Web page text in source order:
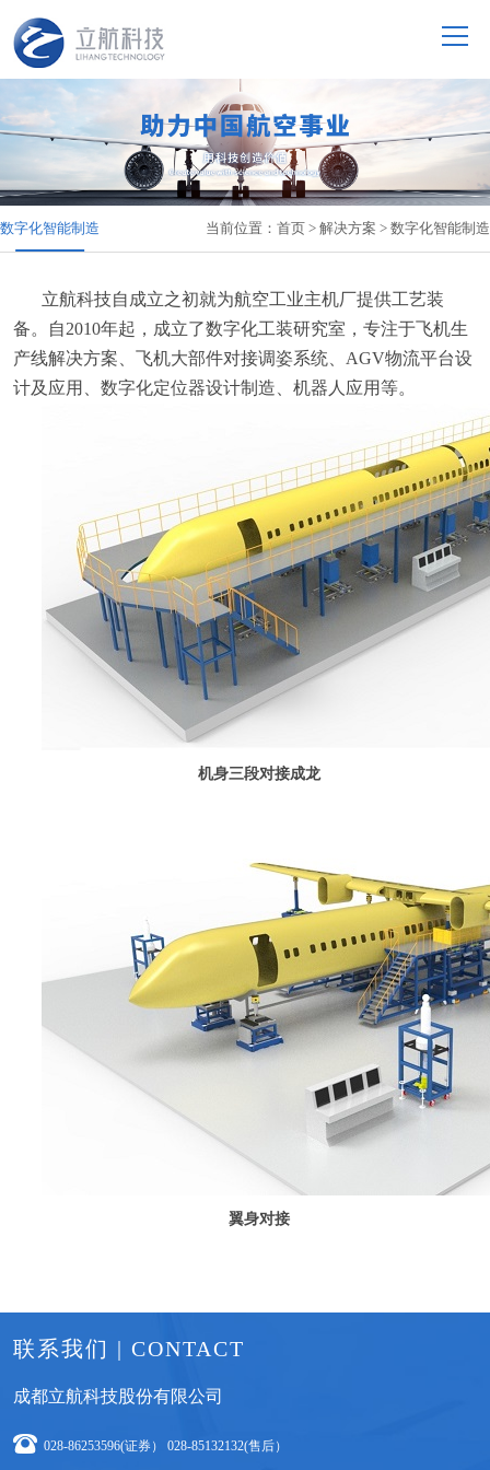
数字化智能制造 当前位置： 首页 > 解决方案 > 数字化智能制造
立航科技自成立之初就为航空工业主机厂提供工艺装
备。自2010年起，成立了数字化工装研究室，专注于飞机生
产线解决方案、飞机大部件对接调姿系统、AGV物流平台设
计及应用、数字化定位器设计制造、机器人应用等。
机身三段对接成龙
翼身对接
联系我们 | CONTACT
成都立航科技股份有限公司
028-86253596(证券） 028-85132132(售后）